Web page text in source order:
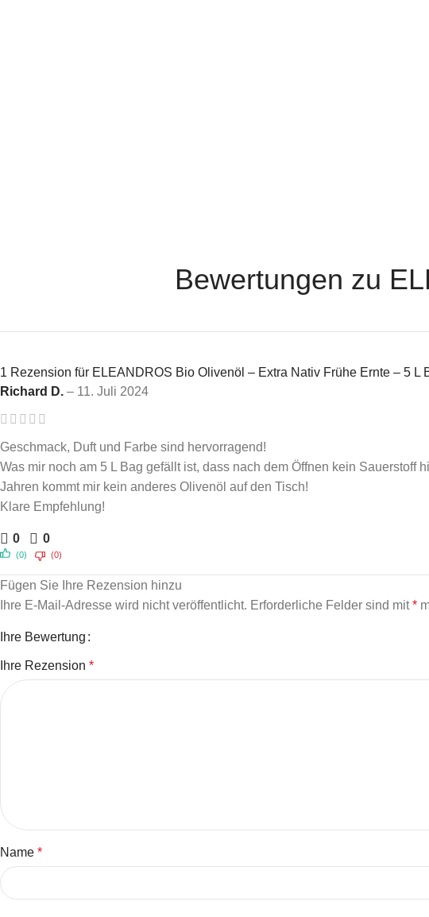
Bewertungen zu
1 Rezension für ELEANDROS Bio Olivenöl – Extra Nativ Frühe Ernte – 5 L
Richard D. – 11. Juli 2024
Geschmack, Duft und Farbe sind hervorragend!
Was mir noch am 5 L Bag gefällt ist, dass nach dem Öffnen kein
Jahren kommt mir kein anderes Olivenöl auf den Tisch!
Klare Empfehlung!
0 0
(0) (0)
Fügen Sie Ihre Rezension hinzu
Ihre E-Mail-Adresse wird nicht veröffentlicht. Erforderliche Felder sind mit*
Ihre Bewertung
Ihre Rezension *
Name *